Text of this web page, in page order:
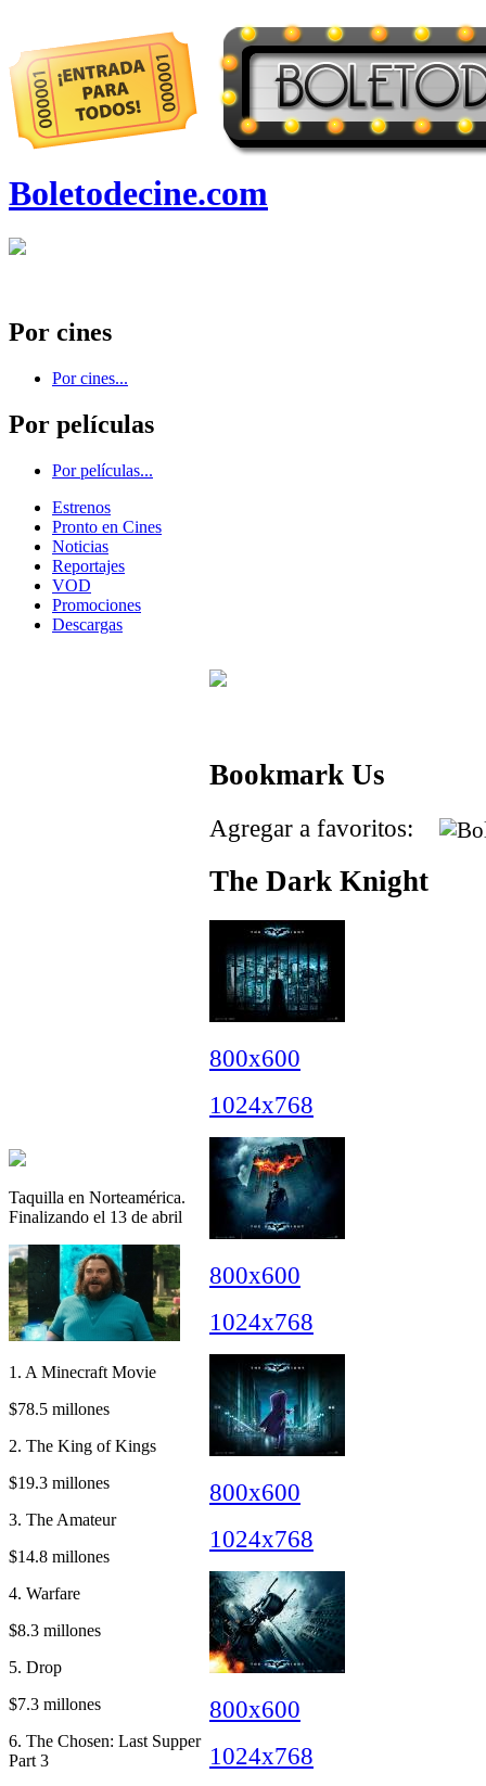
Boletodecine.com
Por cines
Por cines...
Por películas
Por películas...
Estrenos
Pronto en Cines
Noticias
Reportajes
VOD
Promociones
Descargas
Taquilla en Norteamérica.
Finalizando el 13 de abril
1. A Minecraft Movie
$78.5 millones
2. The King of Kings
$19.3 millones
3. The Amateur
$14.8 millones
4. Warfare
$8.3 millones
5. Drop
$7.3 millones
6. The Chosen: Last Supper
Part 3
Bookmark Us
Agregar a favoritos:
The Dark Knight
800x600
1024x768
800x600
1024x768
800x600
1024x768
800x600
1024x768